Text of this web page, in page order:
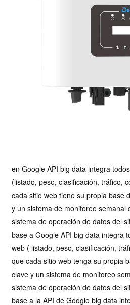
en Google API big data integra
(listado, peso, clasificación, tráfico,
cada sitio web tiene su propia base
y un sistema de monitoreo semanal
sistema de operación de datos del
base a Google API big data integra
web ( listado, peso, clasificación,
que cada sitio web tenga su propia
clave y un sistema de monitoreo
sistema de operación de datos del
base a la API de Google big data